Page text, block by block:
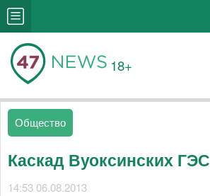
18+
Общество
Каскад Вуоксинских ГЭС
14:53 06.08.2013